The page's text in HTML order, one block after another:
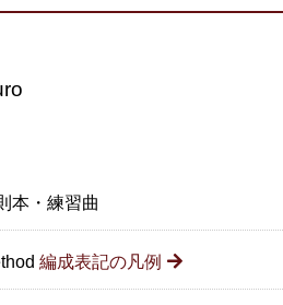
本・練習曲
編成表記の凡例